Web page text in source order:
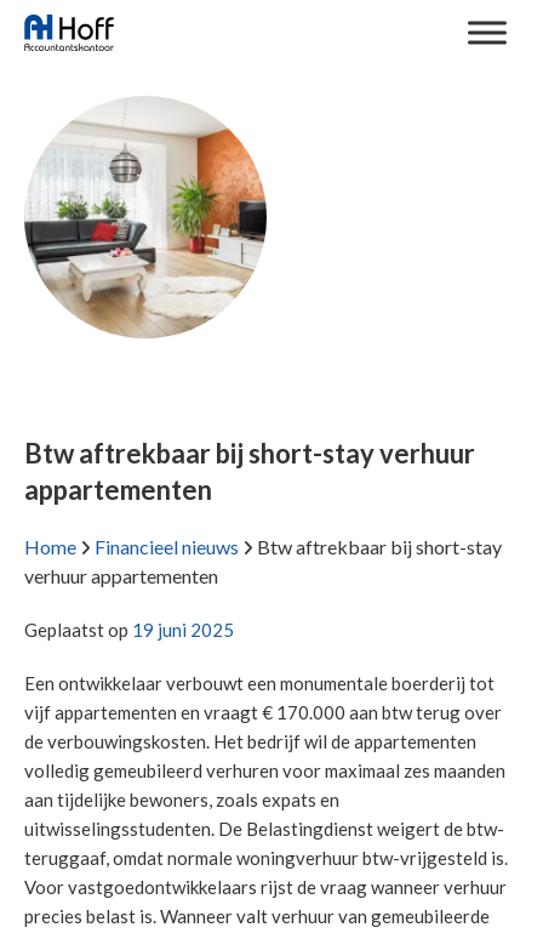
Btw aftrekbaar bij short-stay verhuur
appartementen
Home Financieel nieuws
Btw aftrekbaar bij short-stay
verhuur appartementen
Geplaatst op 19 juni 2025
Een ontwikkelaar verbouwt een monumentale boerderij tot
vijf appartementen en vraagt € 170.000 aan btw terug over
de verbouwingskosten. Het bedrijf wil de appartementen
volledig gemeubileerd verhuren voor maximaal zes maanden
aan tijdelijke bewoners, zoals expats en
uitwisselingsstudenten. De Belastingdienst weigert de btw-
teruggaaf, omdat normale woningverhuur btw-vrijgesteld is.
Voor vastgoedontwikkelaars rijst de vraag wanneer verhuur
precies belast is. Wanneer valt verhuur van gemeubileerde